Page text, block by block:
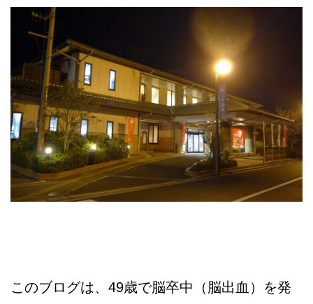
このブログは、49歳で脳卒中（脳出血）を発